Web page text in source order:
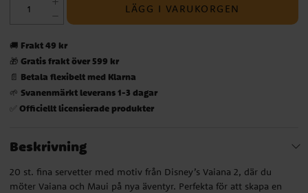
LÄGG I VARUKORGEN
🚚 Frakt 49 kr
🎁 Gratis frakt över 599 kr
📄 Betala flexibelt med Klarna
🌱 Svanenmärkt leverans 1-3 dagar
✅ Officiellt licensierade produkter
Beskrivning
20 st. fina servetter med motiv från Disney’s Vaiana 2, där du
möter Vaiana och Maui på nya äventyr. Perfekta för att skapa en